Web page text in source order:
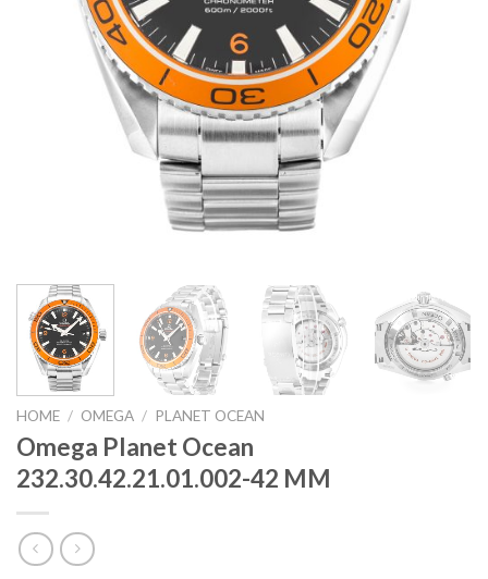
HOME / OMEGA / PLANET OCEAN
Omega Planet Ocean
232.30.42.21.01.002-42 MM